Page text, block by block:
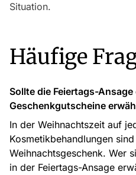
Situation.
Häufige
Sollte die Feiertags-
Geschenkgutscheine
In der Weihnachtszeit auf
Kosmetikbehandlungen
Weihnachtsgeschenk. Wer
in der Feiertags-Ansage